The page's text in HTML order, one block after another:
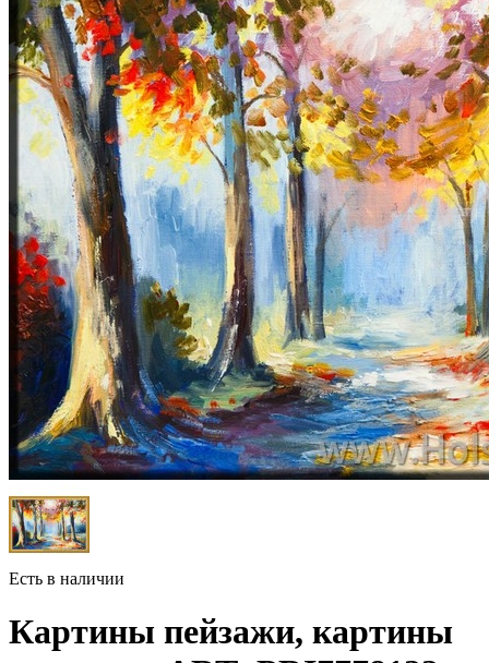
Есть в наличии
Картины пейзажи, картины